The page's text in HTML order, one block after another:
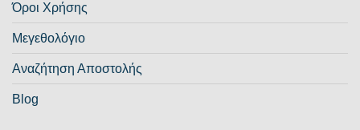
Όροι Χρήσης
Μεγεθολόγιο
Αναζήτηση Αποστολής
Blog